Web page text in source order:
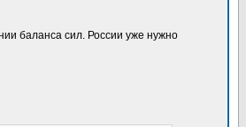
баланса сил. России уже нужно